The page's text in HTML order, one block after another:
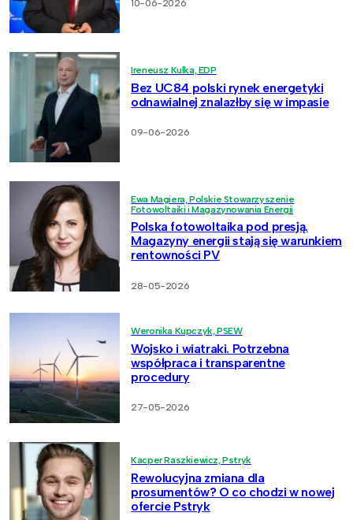
10-06-2026
Ireneusz Kulka, EDP
Bez UC84 polski rynek energetyki
odnawialnej znalazłby się w impasie
09-06-2026
Ewa Magiera, Polskie Stowarzyszenie
Fotowoltaiki i Magazynowania Energii
Polska fotowoltaika pod presją.
Magazyny energii stają się warunkiem
rentowności PV
28-05-2026
Weronika Kupczyk, PSEW
Wojsko i wiatraki. Potrzebna
współpraca i transparentne
procedury
27-05-2026
Kacper Raszkiewicz, Pstryk
Rewolucyjna zmiana dla
prosumentów? O co chodzi w nowej
ofercie Pstryk